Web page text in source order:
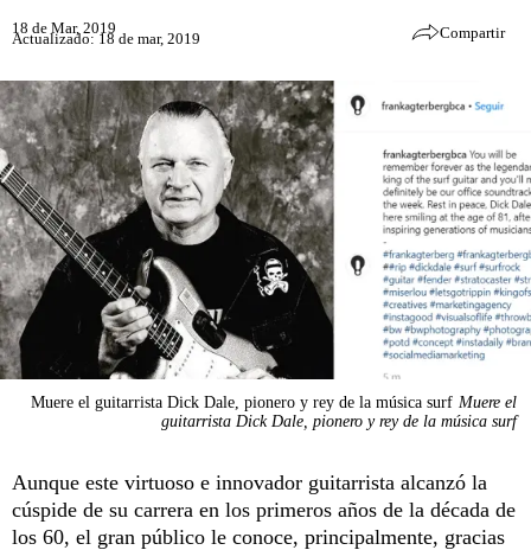
18 de Mar, 2019
Actualizado: 18 de mar, 2019 Compartir
Muere el guitarrista Dick Dale, pionero y rey de la música surf Muere el
guitarrista Dick Dale, pionero y rey de la música surf
Aunque este virtuoso e innovador guitarrista alcanzó la
cúspide de su carrera en los primeros años de la década de
los 60, el gran público le conoce, principalmente, gracias